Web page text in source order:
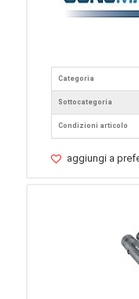
Categoria
Sottocategoria
Condizioni articolo
aggiungi a